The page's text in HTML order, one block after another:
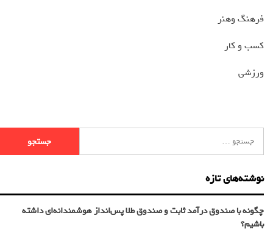
فرهنگ وهنر
کسب و کار
ورزشی
نوشته‌های تازه
چگونه با صندوق درآمد ثابت و صندوق طلا پس‌انداز هوشمندانه‌ای داشته
باشیم؟